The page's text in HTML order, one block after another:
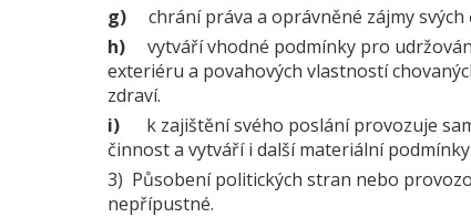
g)
chrání práva a oprávněné zájmy
h)
vytváří vhodné podmínky pro
exteriéru a povahových vlastností
zdraví.
i)
k zajištění svého poslání provozuje
činnost a vytváří i další materiální
3) Působení politických stran nebo
nepřípustné.